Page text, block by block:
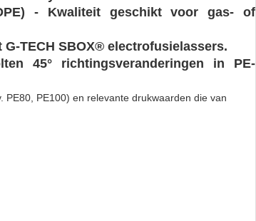
- Kwaliteit geschikt voor gas- of
TECH SBOX® electrofusielassers.
45° richtingsveranderingen in PE-
PE80, PE100) en relevante drukwaarden die van